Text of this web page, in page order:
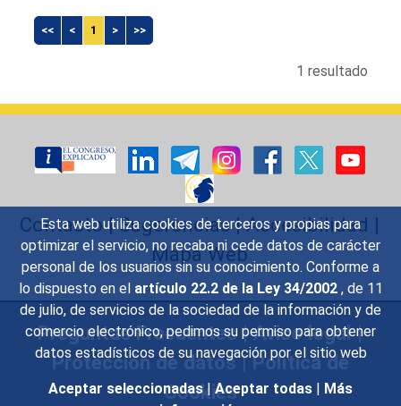
Esta web utiliza cookies de terceros y propias para
optimizar el servicio, no recaba ni cede datos de carácter
personal de los usuarios sin su conocimiento. Conforme a
lo dispuesto en el artículo 22.2 de la Ley 34/2002 , de 11
de julio, de servicios de la sociedad de la información y de
comercio electrónico, pedimos su permiso para obtener
datos estadísticos de su navegación por el sitio web
Aceptar seleccionadas | Aceptar todas | Más
<< < 1 > >>
1 resultado
Contacto|Sugerencias|Accesibilidad |
Mapa Web
Preguntas Frecuentes|Aviso legal|
Protección de datos|Política de
Cookies